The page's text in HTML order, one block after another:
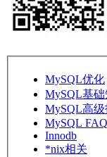
MySQL优化
MySQL基础
MySQL高
MySQL FAQ
Innodb
*nix相关